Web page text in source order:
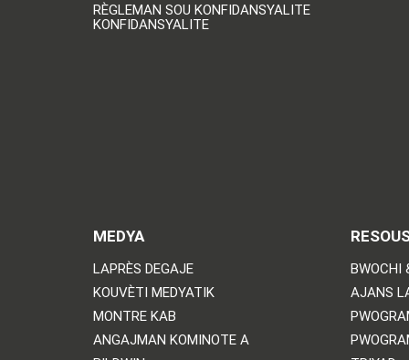
RÈGLEMAN SOU KONFIDANSYALITE
KONFIDANSYALITE
MEDYA
LAPRÈS DEGAJE
KOUVÈTI MEDYATIK
MONTRE KAB
ANGAJMAN KOMINOTE A
BWOCHI
AJANS